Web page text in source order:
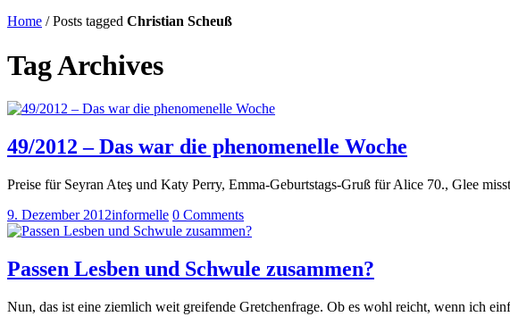
Home /Posts tagged Christian Scheuß
Tag Archives
49/2012 – Das war die phenomenelle Woche
Preise für Seyran Ateş und Katy Perry, Emma-Geburtstags-Gruß für Alice 70., Glee
9. Dezember 2012informelle 0 Comments
Passen Lesben und Schwule zusammen?
Nun, das ist eine ziemlich weit greifende Gretchenfrage. Ob es wohl reicht, wenn ich